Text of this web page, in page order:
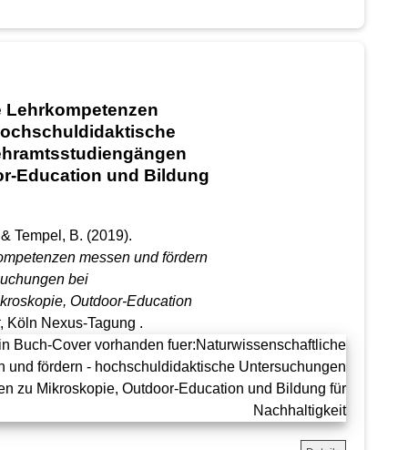
Education und Bildung
Tempel, B. (2019).
messen und fördern
bei
Outdoor-Education
, Köln Nexus-Tagung .